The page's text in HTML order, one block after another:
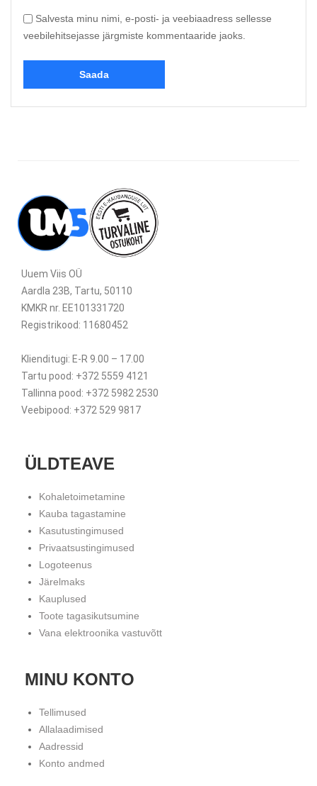
Salvesta minu nimi, e-posti- ja veebiaadress sellesse
veebilehitsejasse järgmiste kommentaaride jaoks.
Uuem Viis OÜ
Aardla 23B, Tartu, 50110
KMKR nr. EE101331720
Registrikood: 11680452
Klienditugi: E-R 9.00 – 17.00
Tartu pood: +372 5559 4121
Tallinna pood: +372 5982 2530
Veebipood: +372 529 9817
ÜLDTEAVE
Kohaletoimetamine
Kauba tagastamine
Kasutustingimused
Privaatsustingimused
Logoteenus
Järelmaks
Kauplused
Toote tagasikutsumine
Vana elektroonika vastuvõtt
MINU KONTO
Tellimused
Allalaadimised
Aadressid
Konto andmed